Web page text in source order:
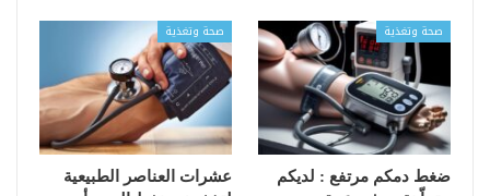
صحة وتغذية
ضغط دمكم مرتفع : لديكم
صحة وتغذية
عشرات العناصر الطبيعية